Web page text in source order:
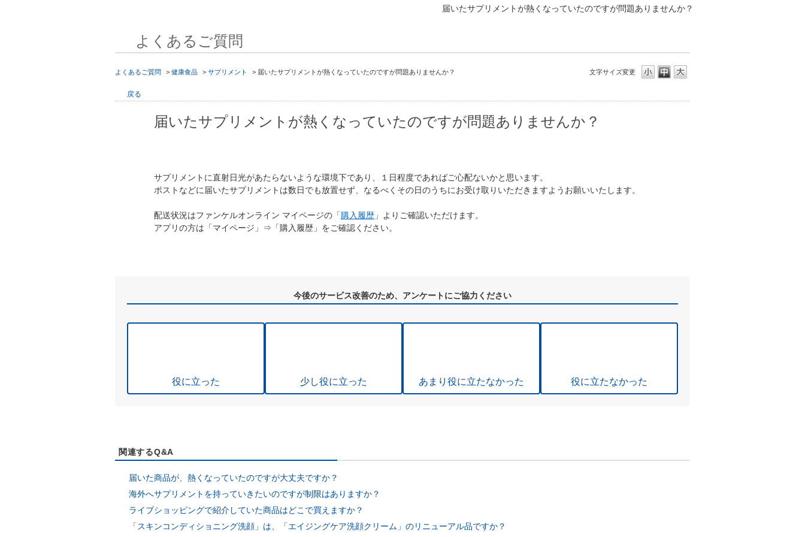
届いたサプリメントが熱くなっていたのですが問題ありませんか？
よくあるご質問
文字サイズ変更
よくあるご質問 > 健康食品 > サプリメント > 届いたサプリメントが熱くなっていたのですが問題ありませんか？
戻る
届いたサプリメントが熱くなっていたのですが問題ありませんか？
サプリメントに直射日光があたらないような環境下であり、１日程度であればご心配ないかと思います。
ポストなどに届いたサプリメントは数日でも放置せず、なるべくその日のうちにお受け取りいただきますようお願いいたします。
配送状況はファンケルオンライン マイページの「購入履歴 」よりご確認いただけます。
アプリの方は「マイページ」⇒「購入履歴」をご確認ください。
今後のサービス改善のため、アンケートにご協力ください
役に立った 少し役に立った あまり役に立たなかった 役に立たなかった
関連するQ&A
届いた商品が、熱くなっていたのですが大丈夫ですか？
海外へサプリメントを持っていきたいのですが制限はありますか？
ライブショッピングで紹介していた商品はどこで買えますか？
「スキンコンディショニング洗顔」は、「エイジングケア洗顔クリーム」のリニューアル品ですか？